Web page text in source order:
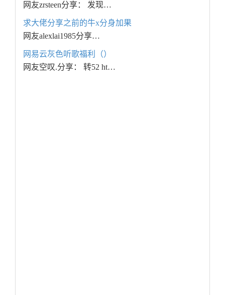
网友zrsteen分享： 发现…
求大佬分享之前的牛x分身加果
网友alexlai1985分享…
网易云灰色听歌福利（）
网友空叹.分享： 转52 ht…